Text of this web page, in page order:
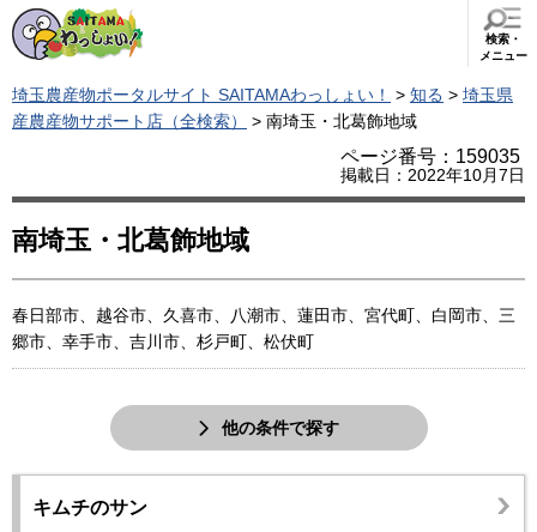
検索・
メニュー
埼玉農産物ポータルサイト SAITAMAわっしょい！ > 知る > 埼玉県
産農産物サポート店（全検索）
> 南埼玉・北葛飾地域
ページ番号：159035
掲載日：2022年10月7日
南埼玉・北葛飾地域
春日部市、越谷市、久喜市、八潮市、蓮田市、宮代町、白岡市、三
郷市、幸手市、吉川市、杉戸町、松伏町
他の条件で探す
キムチのサン